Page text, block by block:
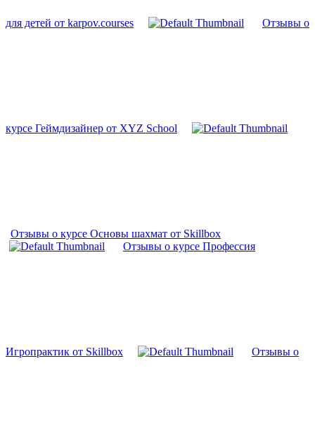
для детей от karpov.courses Отзывы о
курсе Геймдизайнер от XYZ School
Отзывы о курсе Основы шахмат от Skillbox
Отзывы о курсе Профессия
Игропрактик от Skillbox Отзывы о